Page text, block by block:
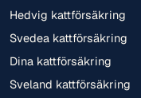
Hedvig kattförsäkring
Svedea kattförsäkring
Dina kattförsäkring
Sveland kattförsäkring